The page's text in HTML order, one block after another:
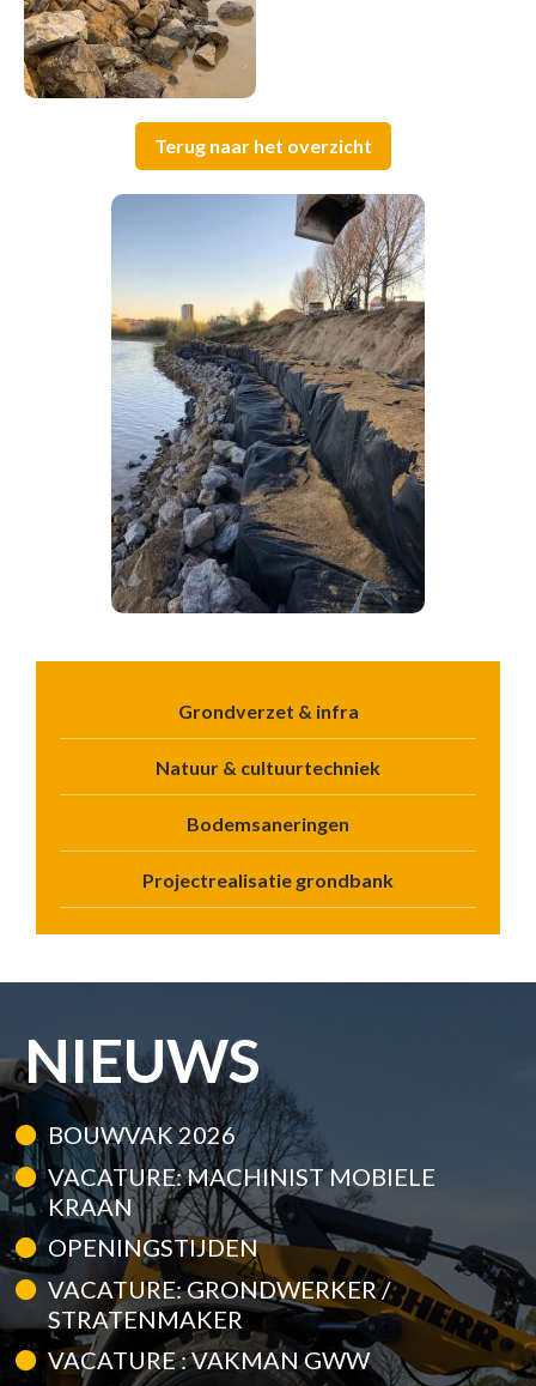
Terug naar het overzicht
Grondverzet & infra
Natuur & cultuurtechniek
Bodemsaneringen
Projectrealisatie grondbank
NIEUWS
BOUWVAK 2026
VACATURE: MACHINIST MOBIELE
KRAAN
OPENINGSTIJDEN
VACATURE: GRONDWERKER /
STRATENMAKER
VACATURE : VAKMAN GWW